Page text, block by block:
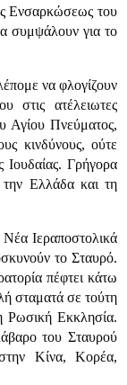
Ενσαρκώσεως του
συμψάλουν για το
να φλογίζουν
ατέλειωτες
Αγίου Πνεύματος,
κινδύνους, ούτε
Γρήγορα
την Ελλάδα και τη
Νέα Ιεραποστολικά
το Σταυρό.
πέφτει κάτω
σταματά σε τούτη
Ρωσική Εκκλησία.
του Σταυρού
Κίνα, Κορέα,